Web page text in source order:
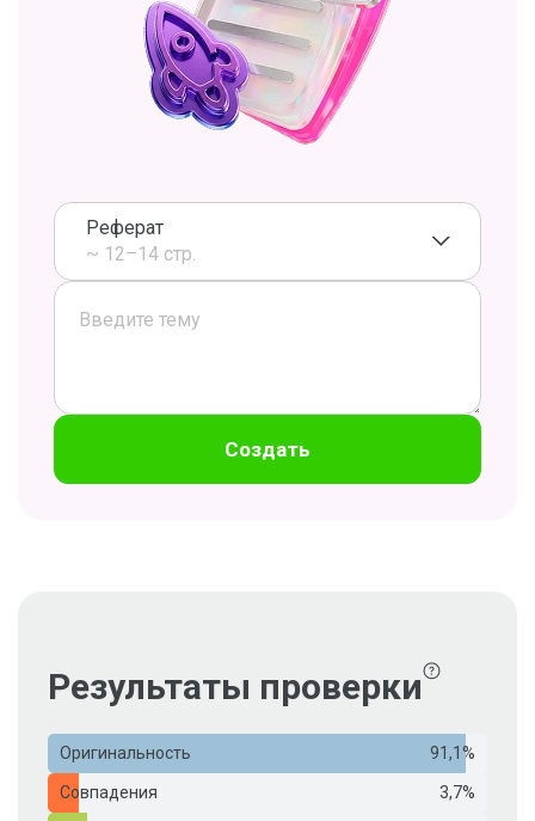
Реферат
~ 12–14 стр.
Создать
Результаты проверки
Оригинальность 91,1%
Совпадения 3,7%